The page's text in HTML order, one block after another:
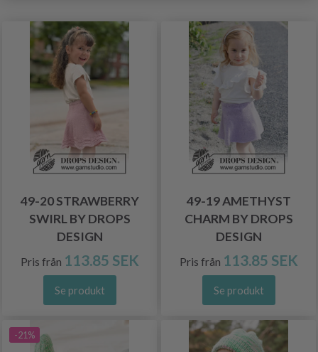
49-20 STRAWBERRY
SWIRL BY DROPS
DESIGN
Pris från 113.85 SEK
Se produkt
49-19 AMETHYST
CHARM BY DROPS
DESIGN
Pris från 113.85 SEK
Se produkt
-21%